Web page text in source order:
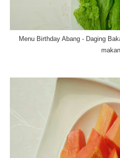
Menu Birthday Abang - Daging
makan